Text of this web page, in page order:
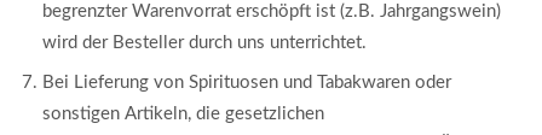
begrenzter Warenvorrat erschöpft ist (z.B. Jahrgangswein)
wird der Besteller durch uns unterrichtet.
Bei Lieferung von Spirituosen und Tabakwaren oder
sonstigen Artikeln, die gesetzlichen